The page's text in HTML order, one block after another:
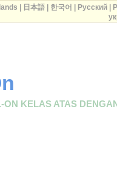
KELAS ATAS
日本語 한국어 Русский